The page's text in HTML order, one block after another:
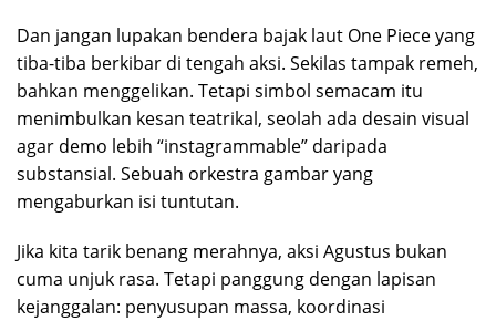
Dan jangan lupakan bendera bajak laut One Piece yang
tiba-tiba berkibar di tengah aksi. Sekilas tampak remeh,
bahkan menggelikan. Tetapi simbol semacam itu
menimbulkan kesan teatrikal, seolah ada desain visual
agar demo lebih “instagrammable” daripada
substansial. Sebuah orkestra gambar yang
mengaburkan isi tuntutan.
Jika kita tarik benang merahnya, aksi Agustus bukan
cuma unjuk rasa. Tetapi panggung dengan lapisan
kejanggalan: penyusupan massa, koordinasi